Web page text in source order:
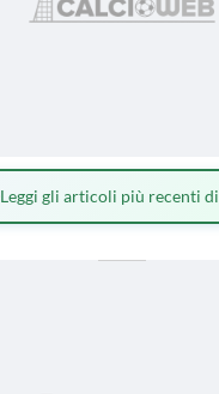
Leggi gli articoli più recenti di